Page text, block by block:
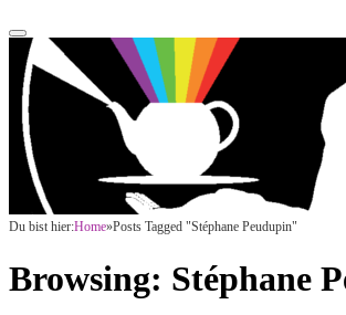
Du bist hier:Home»Posts Tagged "Stéphane Peudupin"
Browsing: Stéphane